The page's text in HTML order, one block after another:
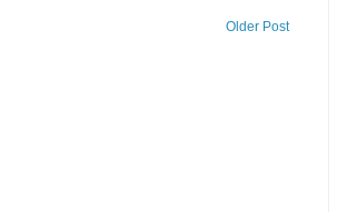
Older Post